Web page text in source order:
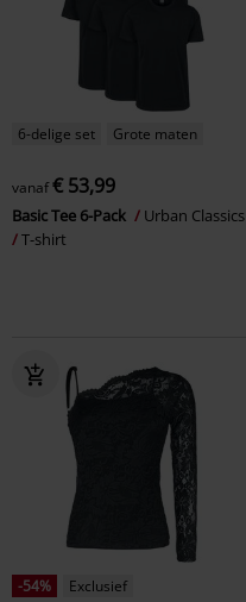
6-delige set Grote maten
vanaf€ 53,99
Basic Tee 6-Pack
Urban Classics
T-shirt
-54%
Exclusief